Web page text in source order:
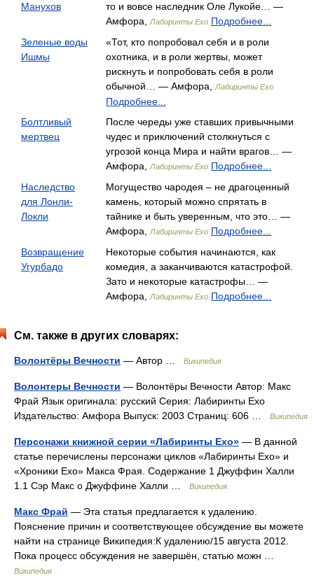
Манухов
то и вовсе наследник Оле Лукойе… —
Амфора,
Лабиринты Ехо Подробнее...
Зеленые воды
Ишмы
«Тот, кто попробовал себя и в роли
охотника, и в роли жертвы, может
рискнуть и попробовать себя в роли
обычной… — Амфора,
Лабиринты Ехо
Подробнее...
Болтливый
мертвец
После череды уже ставших привычными
чудес и приключений столкнуться с
угрозой конца Мира и найти врагов… —
Амфора,
Лабиринты Ехо Подробнее...
Наследство
для Лонли-
Локли
Могущество чародея – не драгоценный
камень, который можно спрятать в
тайнике и быть уверенным, что это… —
Амфора,
Лабиринты Ехо Подробнее...
Возвращение
Угурбадо
Некоторые события начинаются, как
комедия, а заканчиваются катастрофой.
Зато и некоторые катастрофы… —
Амфора,
Лабиринты Ехо Подробнее...
См. также в других словарях:
Волонтёры Вечности — Автор … Википедия
Волонтеры Вечности — Волонтёры Вечности Автор: Макс
Фрай Язык оригинала: русский Серия: Лабиринты Ехо
Издательство: Амфора Выпуск: 2003 Страниц: 606 …
Википедия
Персонажи книжной серии «Лабиринты Ехо» — В данной
статье перечислены персонажи циклов «Лабиринты Ехо» и
«Хроники Ехо» Макса Фрая. Содержание 1 Джуффин Халли
1.1 Сэр Макс о Джуффине Халли …
Википедия
Макс Фрай — Эта статья предлагается к удалению.
Пояснение причин и соответствующее обсуждение вы можете
найти на странице Википедия:К удалению/15 августа 2012.
Пока процесс обсуждения не завершён, статью можн …
Википедия